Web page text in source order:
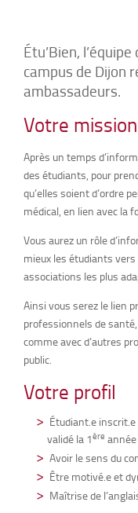
Étu’Bien,
campus de Dijon
ambassadeurs.
Votre mission
Après un temps
des étudiants, pour
qu’elles soient d’ordre
médical, en lien avec la
Vous aurez un rôle
mieux les étudiants
associations les plus
Ainsi vous serez le lien
professionnels de
comme avec d’autres
public.
Votre profil
Étudiant.e
validé la 1ère année
Avoir le sens du
Être motivé.e et
Maîtrise de